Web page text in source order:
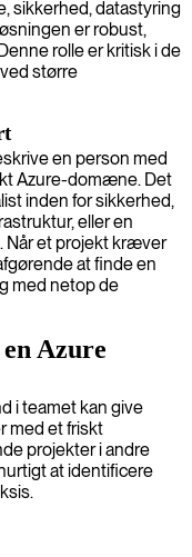
sikkerhed, datastyring
er robust,
rolle er kritisk i de
større
en person med
Azure-domæne. Det
inden for sikkerhed,
eller en
Når et projekt kræver
at finde en
med netop de
Azure
i teamet kan give
med et friskt
projekter i andre
at identificere